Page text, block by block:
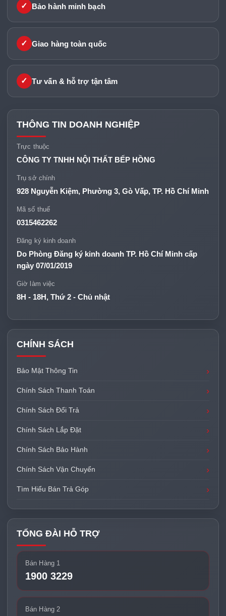
✓ Bảo hành minh bạch
✓ Giao hàng toàn quốc
✓ Tư vấn & hỗ trợ tận tâm
THÔNG TIN DOANH NGHIỆP
Trực thuộc
CÔNG TY TNHH NỘI THẤT BẾP HỒNG
Trụ sở chính
928 Nguyễn Kiệm, Phường 3, Gò Vấp, TP. Hồ Chí Minh
Mã số thuế
0315462262
Đăng ký kinh doanh
Do Phòng Đăng ký kinh doanh TP. Hồ Chí Minh cấp
ngày 07/01/2019
Giờ làm việc
8H - 18H, Thứ 2 - Chủ nhật
CHÍNH SÁCH
Bảo Mật Thông Tin
Chính Sách Thanh Toán
Chính Sách Đổi Trả
Chính Sách Lắp Đặt
Chính Sách Bảo Hành
Chính Sách Vận Chuyển
Tìm Hiểu Bán Trả Góp
TỔNG ĐÀI HỖ TRỢ
Bán Hàng 1
1900 3229
Bán Hàng 2